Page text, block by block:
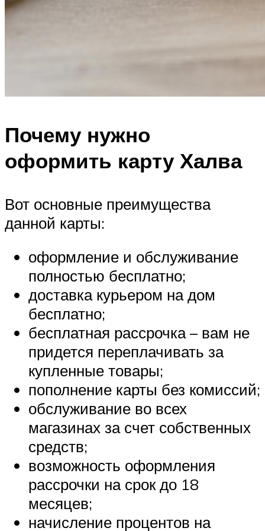
Почему нужно
оформить карту Халва
Вот основные преимущества
данной карты:
оформление и обслуживание
полностью бесплатно;
доставка курьером на дом
бесплатно;
бесплатная рассрочка – вам не
придется переплачивать за
купленные товары;
пополнение карты без комиссий;
обслуживание во всех
магазинах за счет собственных
средств;
возможность оформления
рассрочки на срок до 18
месяцев;
начисление процентов на